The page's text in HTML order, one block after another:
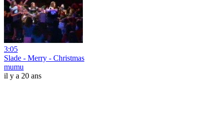
3:05
Slade - Merry - Christmas
mumu
il y a 20 ans